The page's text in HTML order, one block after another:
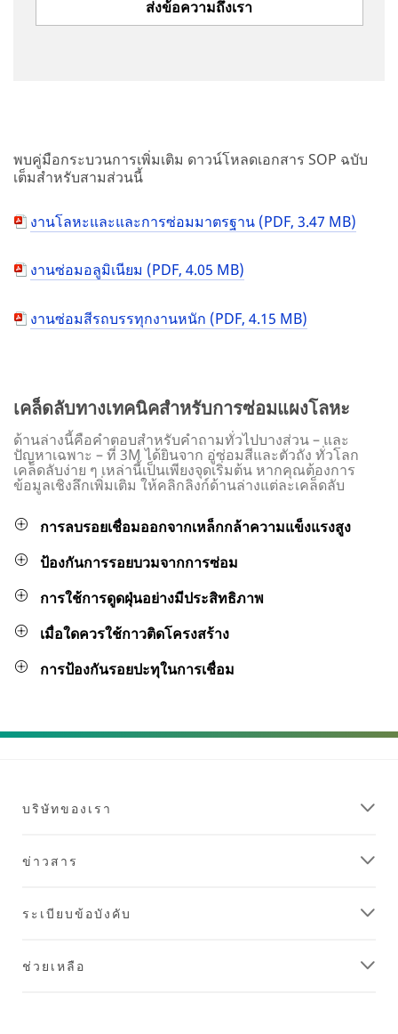
ส่งข้อความถึงเรา
พบคู่มือกระบวนการเพิ่มเติม ดาวน์โหลดเอกสาร SOP ฉบับ
เต็มสำหรับสามส่วนนี้
งานโลหะและและการซ่อมมาตรฐาน (PDF, 3.47 MB)
งานซ่อมอลูมิเนียม (PDF, 4.05 MB)
งานซ่อมสีรถบรรทุกงานหนัก (PDF, 4.15 MB)
เคล็ดลับทางเทคนิคสำหรับการซ่อมแผงโลหะ
ด้านล่างนี้คือคำตอบสำหรับคำถามทั่วไปบางส่วน – และ
ปัญหาเฉพาะ – ที่ 3M ได้ยินจาก อู่ซ่อมสีและตัวถัง ทั่วโลก
เคล็ดลับง่าย ๆ เหล่านี้เป็นเพียงจุดเริ่มต้น หากคุณต้องการ
ข้อมูลเชิงลึกเพิ่มเติม ให้คลิกลิงก์ด้านล่างแต่ละเคล็ดลับ
การลบรอยเชื่อมออกจากเหล็กกล้าความแข็งแรงสูง
ป้องกันการรอยบวมจากการซ่อม
การใช้การดูดฝุ่นอย่างมีประสิทธิภาพ
เมื่อใดควรใช้กาวติดโครงสร้าง
การป้องกันรอยปะทุในการเชื่อม
บริษัทของเรา
ข่าวสาร
ระเบียบข้อบังคับ
ช่วยเหลือ